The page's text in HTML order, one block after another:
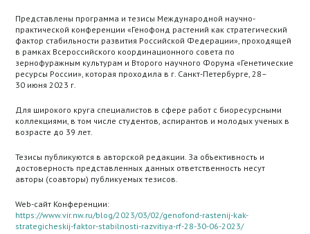
Представлены программа и тезисы Международной научно-
практической конференции «Генофонд растений как стратегический
фактор стабильности развития Российской Федерации», проходящей
в рамках Всероссийского координационного совета по
зернофуражным культурам и Второго научного Форума «Генетические
ресурсы России», которая проходила в г. Санкт-Петербурге, 28–
30 июня 2023 г.
Для широкого круга специалистов в сфере работ с биоресурсными
коллекциями, в том числе студентов, аспирантов и молодых ученых в
возрасте до 39 лет.
Тезисы публикуются в авторской редакции. За объективность и
достоверность представленных данных ответственность несут
авторы (соавторы) публикуемых тезисов.
Web-сайт Конференции:
https://www.vir.nw.ru/blog/2023/03/02/genofond-rastenij-kak-
strategicheskij-faktor-stabilnosti-razvitiya-rf-28-30-06-2023/